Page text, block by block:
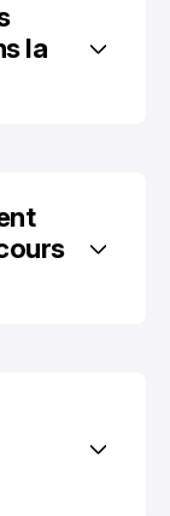
la